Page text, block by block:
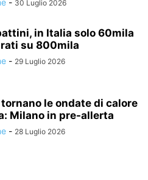
30 Luglio 2026
in Italia solo 60mila
su 800mila
- 29 Luglio 2026
le ondate di calore
Milano in pre-allerta
- 28 Luglio 2026